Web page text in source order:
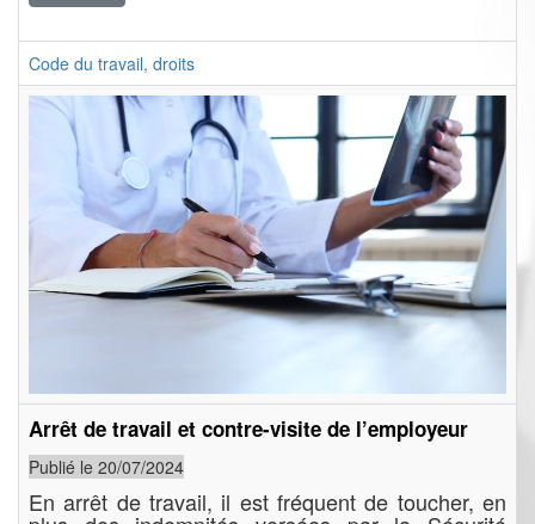
Code du travail, droits
Arrêt de travail et contre-visite de l’employeur
Publié le 20/07/2024
En arrêt de travail, il est fréquent de toucher, en